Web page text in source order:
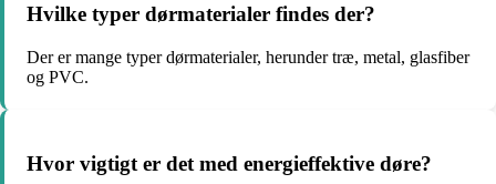
Hvilke typer dørmaterialer findes der?
Der er mange typer dørmaterialer, herunder træ, metal, glasfiber
og PVC.
Hvor vigtigt er det med energieffektive døre?